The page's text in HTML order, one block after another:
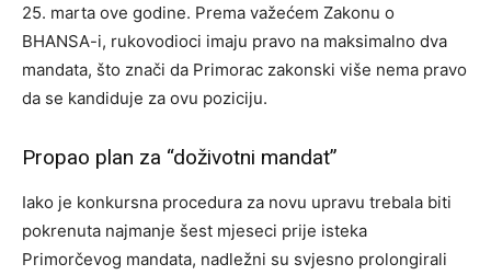
25. marta ove godine. Prema važećem Zakonu o
BHANSA-i, rukovodioci imaju pravo na maksimalno dva
mandata, što znači da Primorac zakonski više nema pravo
da se kandiduje za ovu poziciju.
Propao plan za “doživotni mandat”
Iako je konkursna procedura za novu upravu trebala biti
pokrenuta najmanje šest mjeseci prije isteka
Primorčevog mandata, nadležni su svjesno prolongirali